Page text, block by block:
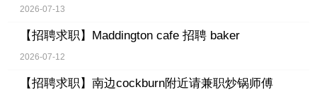
2026-07-13
【招聘求职】 Maddington cafe 招聘 baker
2026-07-12
【招聘求职】 南边cockburn附近请兼职炒锅师傅